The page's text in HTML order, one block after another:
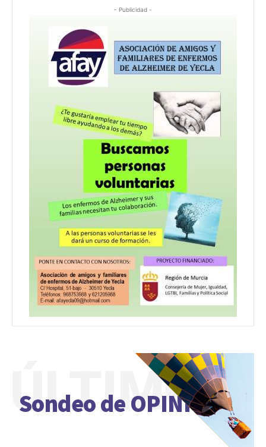
- Publicidad -
Sondeo de OPINIÓN
ÚLTIMO